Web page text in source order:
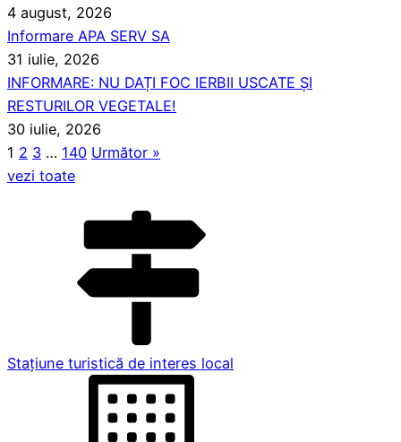
4 august, 2026
Informare APA SERV SA
31 iulie, 2026
INFORMARE: NU DAȚI FOC IERBII USCATE ȘI
RESTURILOR VEGETALE!
30 iulie, 2026
1 2 3 … 140 Următor »
vezi toate
Stațiune turistică de interes local